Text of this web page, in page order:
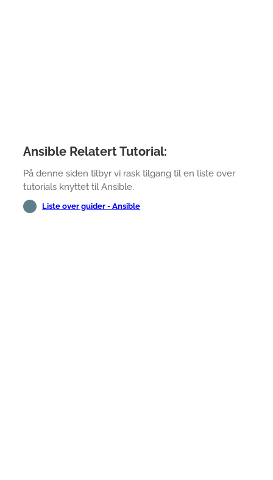
Ansible Relatert Tutorial:
På denne siden tilbyr vi rask tilgang til en liste over
tutorials knyttet til Ansible.
Liste over guider - Ansible